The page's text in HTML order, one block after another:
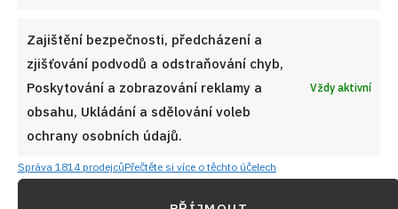
Zajištění bezpečnosti, předcházení a
zjišťování podvodů a odstraňování chyb,
Poskytování a zobrazování reklamy a
obsahu, Ukládání a sdělování voleb
ochrany osobních údajů.
Vždy aktivní
Správa 1814 prodejcůPřečtěte si více o těchto účelech